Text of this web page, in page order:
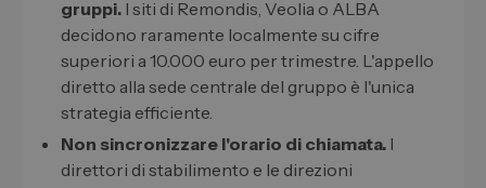
gruppi. I siti di Remondis, Veolia o ALBA
decidono raramente localmente su cifre
superiori a 10.000 euro per trimestre. L'appello
diretto alla sede centrale del gruppo è l'unica
strategia efficiente.
Non sincronizzare l'orario di chiamata. I
direttori di stabilimento e le direzioni